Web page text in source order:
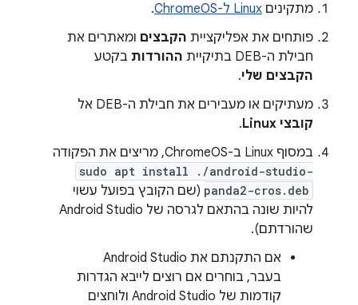
מתקינים Linux ל-ChromeOS
.
פותחים את אפליקציית הקבצים ומאתרים את
חבילת ה-DEB בתיקיית
ההורדות בקטע
הקבצים שלי.
מעתיקים או מעבירים את חבילת ה-DEB אל
קובצי Linux
.
במסוף Linux ב-ChromeOS, מריצים את הפקודה
sudo apt install ./android-studio-
panda2-cros.deb (שם הקובץ בפועל עשוי
להיות שונה בהתאם לגרסה של Android Studio
שהורדתם).
אם התקנתם את Android Studio
בעבר, בוחרים אם רוצים לייבא הגדרות
קודמות של Android Studio ולוחצים